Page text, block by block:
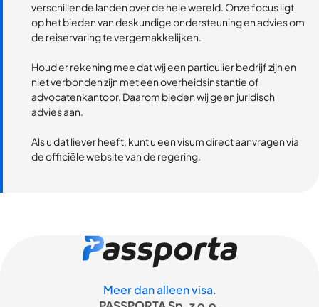
verschillende landen over de hele wereld. Onze focus ligt
op het bieden van deskundige ondersteuning en advies om
de reiservaring te vergemakkelijken.
Houd er rekening mee dat wij een particulier bedrijf zijn en
niet verbonden zijn met een overheidsinstantie of
advocatenkantoor. Daarom bieden wij geen juridisch
advies aan.
Als u dat liever heeft, kunt u een visum direct aanvragen via
de officiële website van de regering.
Meer dan alleen visa.